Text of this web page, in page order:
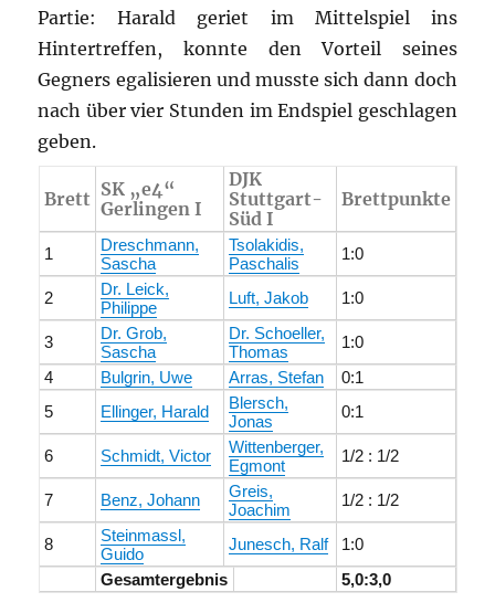
Partie: Harald geriet im Mittelspiel ins
Hintertreffen, konnte den Vorteil seines
Gegners egalisieren und musste sich dann doch
nach über vier Stunden im Endspiel geschlagen
geben.
Brett SK „e4“
Gerlingen I
DJK
Stuttgart-
Süd I
Brettpunkte
1
Dreschmann,
Sascha
Tsolakidis,
Paschalis
1:0
2
Dr. Leick,
Philippe
Luft, Jakob 1:0
3
Dr. Grob,
Sascha
Dr. Schoeller,
Thomas
1:0
4
Bulgrin, Uwe Arras, Stefan
0:1
5
Ellinger, Harald
Blersch,
Jonas
0:1
6 Schmidt, Victor
Wittenberger,
Egmont
1/2 : 1/2
7 Benz, Johann
Greis,
Joachim
1/2 : 1/2
8
Steinmassl,
Guido
Junesch, Ralf
1:0
Gesamtergebnis
5,0:3,0